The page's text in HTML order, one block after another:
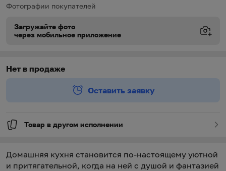
Фотографии покупателей
Загружайте фото
через мобильное приложение
Нет в продаже
Оставить заявку
Товар в другом исполнении
Домашняя кухня становится по-настоящему уютной
и притягательной, когда на ней с душой и фантазией